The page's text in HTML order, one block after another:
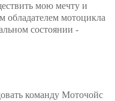
мою мечту и
обладателем мотоцикла
состоянии -
команду Моточойс